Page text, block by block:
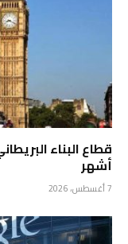
أشهر
7 أغسطس، 2026